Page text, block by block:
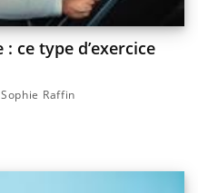
ce type d’exercice
Raffin